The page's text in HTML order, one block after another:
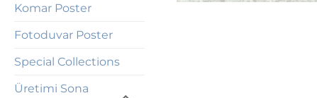
Komar Poster
Fotoduvar Poster
Special Collections
Üretimi Sona